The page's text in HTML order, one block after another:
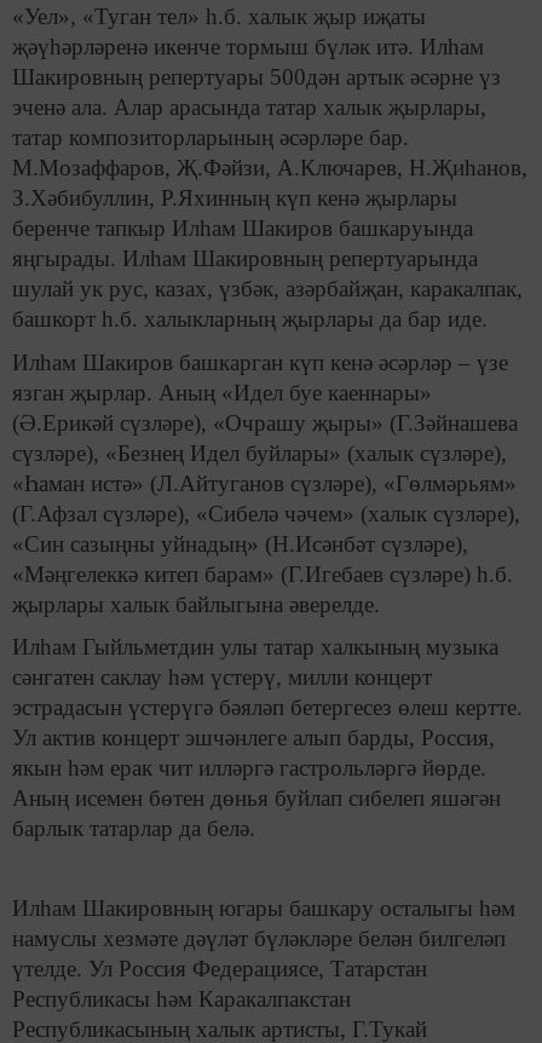
«Уел», «Туган тел» һ.б. халык җыр иҗаты
җәүһәрләренә икенче тормыш бүләк итә. Илһам
Шакировның репертуары 500дән артык әсәрне үз
эченә ала. Алар арасында татар халык җырлары,
татар композиторларының әсәрләре бар.
М.Мозаффаров, Җ.Фәйзи, А.Ключарев, Н.Җиһанов,
З.Хәбибуллин, Р.Яхинның күп кенә җырлары
беренче тапкыр Илһам Шакиров башкаруында
яңгырады. Илһам Шакировның репертуарында
шулай ук рус, казах, үзбәк, азәрбайҗан, каракалпак,
башкорт һ.б. халыкларның җырлары да бар иде.
Илһам Шакиров башкарган күп кенә әсәрләр – үзе
язган җырлар. Аның «Идел буе каеннары»
(Ә.Ерикәй сүзләре), «Очрашу җыры» (Г.Зәйнашева
сүзләре), «Безнең Идел буйлары» (халык сүзләре),
«Һаман истә» (Л.Айтуганов сүзләре), «Гөлмәрьям»
(Г.Афзал сүзләре), «Сибелә чәчем» (халык сүзләре),
«Син сазыңны уйнадың» (Н.Исәнбәт сүзләре),
«Мәңгелеккә китеп барам» (Г.Игебаев сүзләре) һ.б.
җырлары халык байлыгына әверелде.
Илһам Гыйльметдин улы татар халкының музыка
сәнгатен саклау һәм үстерү, милли концерт
эстрадасын үстерүгә бәяләп бетергесез өлеш кертте.
Ул актив концерт эшчәнлеге алып барды, Россия,
якын һәм ерак чит илләргә гастрольләргә йөрде.
Аның исемен бөтен дөнья буйлап сибелеп яшәгән
барлык татарлар да белә.
Илһам Шакировның югары башкару осталыгы һәм
намуслы хезмәте дәүләт бүләкләре белән билгеләп
үтелде. Ул Россия Федерациясе, Татарстан
Республикасы һәм Каракалпакстан
Республикасының халык артисты, Г.Тукай